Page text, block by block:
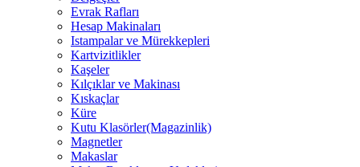
Evrak Rafları
Hesap Makinaları
Istampalar ve Mürekkepleri
Kartvizitlikler
Kaşeler
Kılçıklar ve Makinası
Kıskaçlar
Küre
Kutu Klasörler(Magazinlik)
Magnetler
Makaslar